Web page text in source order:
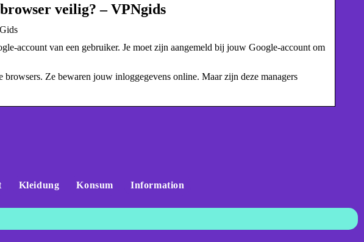
veilig? – VPNgids
account van een gebruiker. Je moet zijn aangemeld bij jouw Google-account om
Ze bewaren jouw inloggegevens online. Maar zijn deze managers
Kleidung Konsum Information
für
Skandinavisches Flair für Ihr